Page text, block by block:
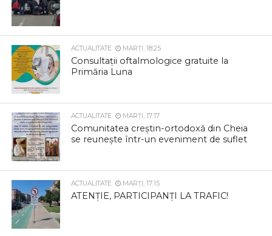
ACTUALITATE MARȚI, 18:25
Consultații oftalmologice gratuite la
Primăria Luna
ACTUALITATE MARȚI, 17:17
Comunitatea creștin-ortodoxă din Cheia
se reunește într-un eveniment de suflet
ACTUALITATE MARȚI, 17:15
ATENȚIE, PARTICIPANȚI LA TRAFIC!